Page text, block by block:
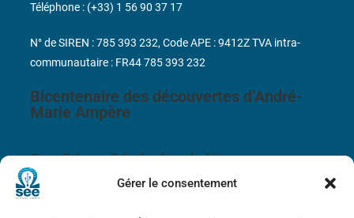
Gérer le consentement
Bicentenaire des découvertes d’André-
Marie Ampère
Conditions Générales de Vente
Téléphone : (+33) 1 56 90 37 17
N° de SIREN : 785 393 232, Code APE : 9412Z TVA intra-
communautaire : FR44 785 393 232